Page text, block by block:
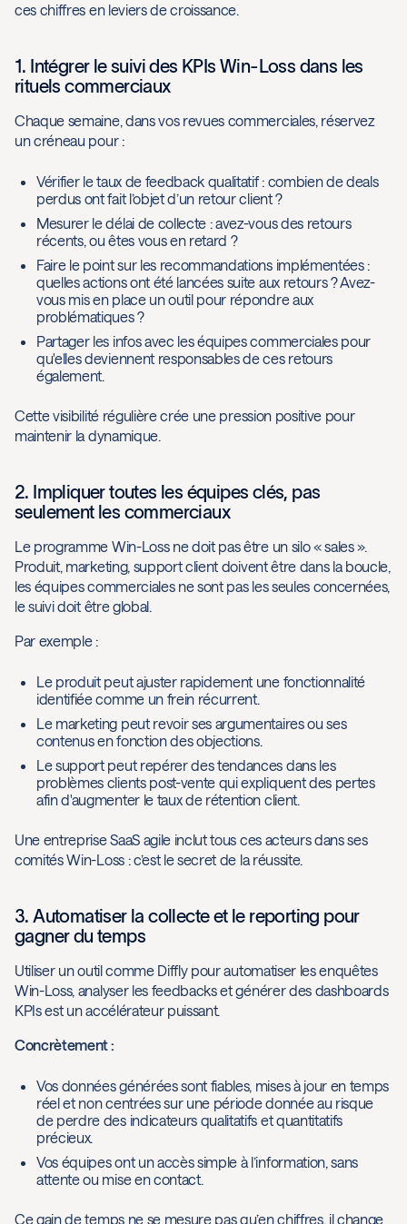
ces chiffres en leviers de croissance.
1. Intégrer le suivi des KPIs Win-Loss dans les
rituels commerciaux
Chaque semaine, dans vos revues commerciales, réservez
un créneau pour :
Vérifier le taux de feedback qualitatif : combien de deals
perdus ont fait l’objet d’un retour client ?
Mesurer le délai de collecte : avez-vous des retours
récents, ou êtes vous en retard ?
Faire le point sur les recommandations implémentées :
quelles actions ont été lancées suite aux retours ? Avez-
vous mis en place un outil pour répondre aux
problématiques ?
Partager les infos avec les équipes commerciales pour
qu'elles deviennent responsables de ces retours
également.
Cette visibilité régulière crée une pression positive pour
maintenir la dynamique.
2. Impliquer toutes les équipes clés, pas
seulement les commerciaux
Le programme Win-Loss ne doit pas être un silo « sales ».
Produit, marketing, support client doivent être dans la boucle,
les équipes commerciales ne sont pas les seules concernées,
le suivi doit être global.
Par exemple :
Le produit peut ajuster rapidement une fonctionnalité
identifiée comme un frein récurrent.
Le marketing peut revoir ses argumentaires ou ses
contenus en fonction des objections.
Le support peut repérer des tendances dans les
problèmes clients post-vente qui expliquent des pertes
afin d'augmenter le taux de rétention client.
Une entreprise SaaS agile inclut tous ces acteurs dans ses
comités Win-Loss : c’est le secret de la réussite.
3. Automatiser la collecte et le reporting pour
gagner du temps
Utiliser un outil comme Diffly pour automatiser les enquêtes
Win-Loss, analyser les feedbacks et générer des dashboards
KPIs est un accélérateur puissant.
Concrètement :
Vos données générées sont fiables, mises à jour en temps
réel et non centrées sur une période donnée au risque
de perdre des indicateurs qualitatifs et quantitatifs
précieux.
Vos équipes ont un accès simple à l’information, sans
attente ou mise en contact.
Ce gain de temps ne se mesure pas qu’en chiffres, il change